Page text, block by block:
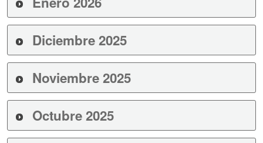
Diciembre 2025
Noviembre 2025
Octubre 2025